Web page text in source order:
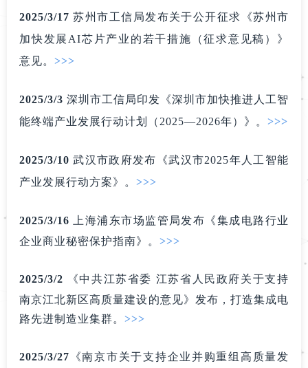
2025/3/17苏州市工信局发布关于公开征求《苏州市
加快发展AI芯片产业的若干措施（征求意见稿）》
意见。 >>>
2025/3/3 深圳市工信局印发《深圳市加快推进人工智
能终端产业发展行动计划（2025—2026年）》。 >>>
2025/3/10 武汉市政 府发布《武汉市2025年人工智能
产业发展行动方案》。 >>>
2025/3/16
上海浦东市场监管局发布《集成电路行业
企业商业秘密保护指南》。 >>>
2025/3/2
《中共江苏省委 江苏省人民政府关于支持
南京江北新区高质量建设的意见》发布，打造集成电
路先进制造业集群。 >>>
2025/3/27 《南京市关于支持企业并购重组高质量发